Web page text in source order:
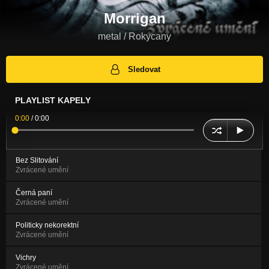
Morrigan
metal / Rokycany
Sledovat
PLAYLIST KAPELY
0:00 /0:00
Bez Slitování
Zvrácené umění
Černá paní
Zvrácené umění
Politicky nekorektní
Zvrácené umění
Vichry
Zvrácené umění